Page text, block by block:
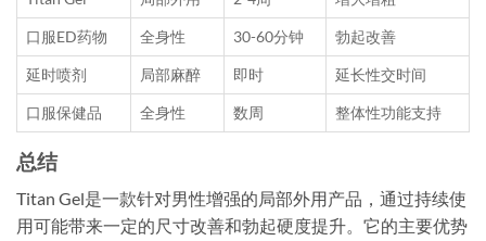
口服ED药物 全身性 30-60分钟 勃起改善
延时喷剂 局部麻醉 即时 延长性交时间
口服保健品 全身性 数周 整体性功能支持
总结
Titan Gel是一款针对男性增强的局部外用产品，通过持续使
用可能带来一定的尺寸改善和勃起硬度提升。它的主要优势